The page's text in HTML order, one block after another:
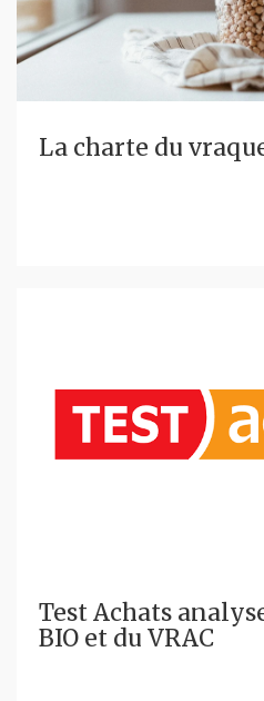
La charte du
Test Achats
BIO et du VRAC